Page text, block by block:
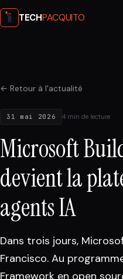
TECHPACQUITO
← Retour à l'actualité
31 mai 2026 4 min de lecture
Microsoft
devient la
agents IA
Dans trois jours,
Francisco. Au
Framework en open